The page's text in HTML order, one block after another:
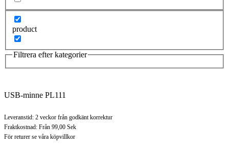
product
Filtrera efter kategorier
USB-minne PL111
Leveranstid: 2 veckor från godkänt korrektur
Fraktkostnad: Från 99,00 Sek
För returer se våra köpvillkor